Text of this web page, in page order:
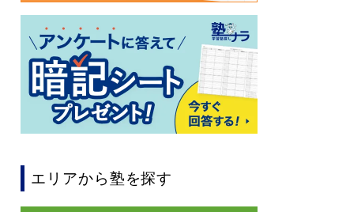
エリアから塾を探す